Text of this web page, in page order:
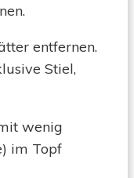
entfernen.
Stiel,
wenig
im Topf